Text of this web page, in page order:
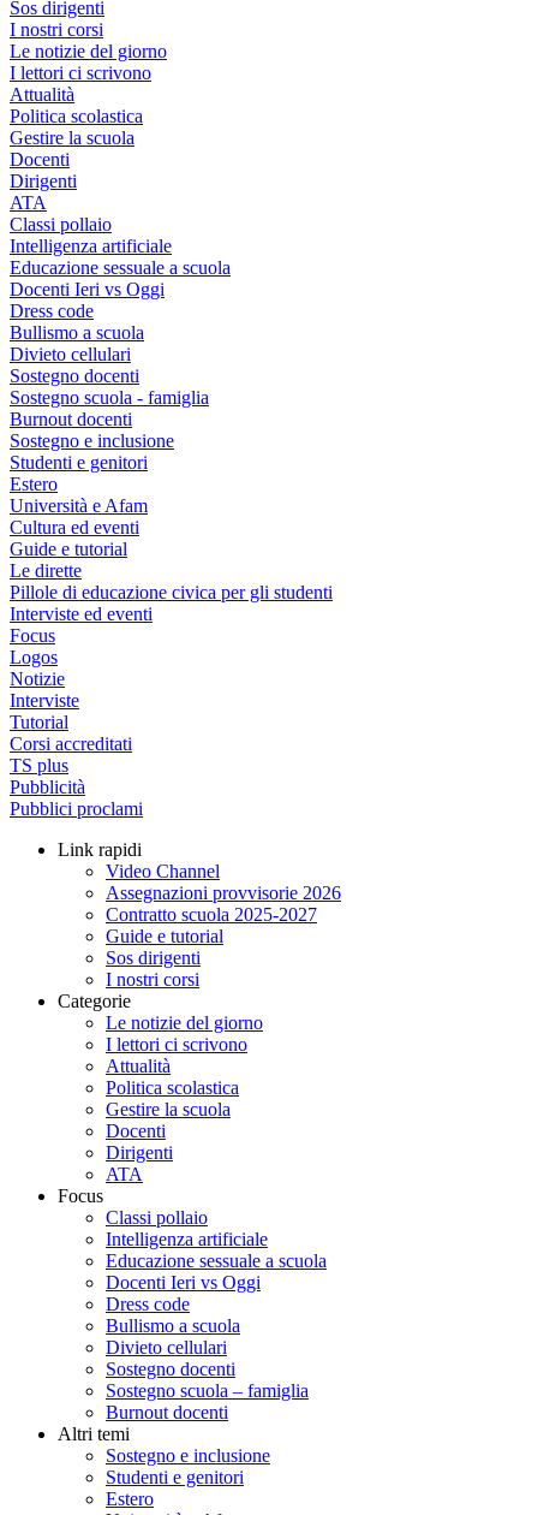
Sos dirigenti
I nostri corsi
Le notizie del giorno
I lettori ci scrivono
Attualità
Politica scolastica
Gestire la scuola
Docenti
Dirigenti
ATA
Classi pollaio
Intelligenza artificiale
Educazione sessuale a scuola
Docenti Ieri vs Oggi
Dress code
Bullismo a scuola
Divieto cellulari
Sostegno docenti
Sostegno scuola - famiglia
Burnout docenti
Sostegno e inclusione
Studenti e genitori
Estero
Università e Afam
Cultura ed eventi
Guide e tutorial
Le dirette
Pillole di educazione civica per gli studenti
Interviste ed eventi
Focus
Logos
Notizie
Interviste
Tutorial
Corsi accreditati
TS plus
Pubblicità
Pubblici proclami
Link rapidi
Video Channel
Assegnazioni provvisorie 2026
Contratto scuola 2025-2027
Guide e tutorial
Sos dirigenti
I nostri corsi
Categorie
Le notizie del giorno
I lettori ci scrivono
Attualità
Politica scolastica
Gestire la scuola
Docenti
Dirigenti
ATA
Focus
Classi pollaio
Intelligenza artificiale
Educazione sessuale a scuola
Docenti Ieri vs Oggi
Dress code
Bullismo a scuola
Divieto cellulari
Sostegno docenti
Sostegno scuola – famiglia
Burnout docenti
Altri temi
Sostegno e inclusione
Studenti e genitori
Estero